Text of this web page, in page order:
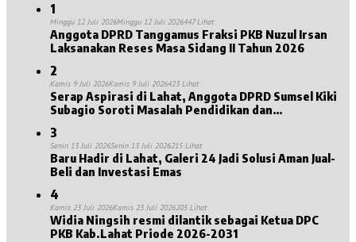
1
Minggu 12 Juli 2026Minggu 12 Juli 2026447 Lihat
Anggota DPRD Tanggamus Fraksi PKB Nuzul Irsan
Laksanakan Reses Masa Sidang II Tahun 2026
2
Kamis 9 Juli 2026Kamis 9 Juli 2026423 Lihat
Serap Aspirasi di Lahat, Anggota DPRD Sumsel Kiki
Subagio Soroti Masalah Pendidikan dan
3
Senin 13 Juli 2026Senin 13 Juli 2026215 Lihat
Baru Hadir di Lahat, Galeri 24 Jadi Solusi Aman Jual-
Beli dan Investasi Emas
4
Kamis 23 Juli 2026Kamis 23 Juli 2026205 Lihat
Widia Ningsih resmi dilantik sebagai Ketua DPC
PKB Kab.Lahat Priode 2026-2031